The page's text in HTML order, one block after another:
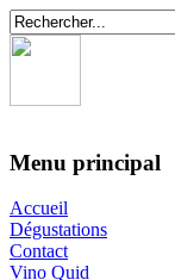
Menu principal
Accueil
Dégustations
Contact
Vino Quid